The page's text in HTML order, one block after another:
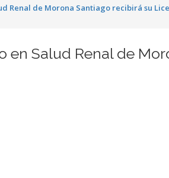
Renal de Morona Santiago recibirá su
en Salud Renal de